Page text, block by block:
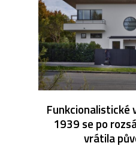
Funkcionalistické
1939 se po
vrátila